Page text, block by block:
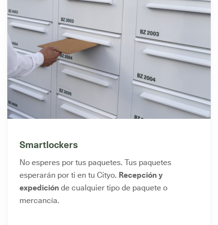
Smartlockers
No esperes por tus paquetes. Tus paquetes
esperarán por ti en tu Cityo. Recepción y
expedición de cualquier tipo de paquete o
mercancía.